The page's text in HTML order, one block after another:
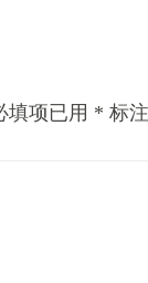
填项已用 * 标